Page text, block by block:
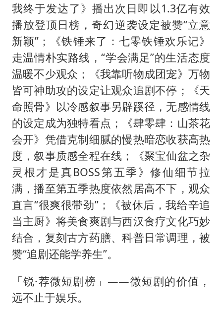
我终于发达了》播出次日即以1.3亿有效
播放登顶日榜，奇幻逆袭设定被赞“立意
新颖”；《铁锤来了：七零铁锤欢乐记》
走温情朴实路线，“学会满足”的生活态度
温暖不少观众；《我靠听物成团宠》万物
皆可神助攻的设定让观众追剧不停；《天
命照骨》以冷感叙事另辟蹊径，无感情线
的设定成为独特看点；《肆零肆：山茶花
会开》凭借克制细腻的慢热暗恋收获高热
度，叙事质感全程在线；《聚宝仙盆之杂
灵根才是真BOSS第五季》修仙细节拉
满，播至第五季热度依然居高不下，观众
直言“很爽很带劲”；《被休后，我给辛追
当主厨》将美食爽剧与西汉食疗文化巧妙
结合，复刻古方药膳、科普日常调理，被
赞“追剧还能学养生”。
「锐·荐微短剧榜」——微短剧的价值，
远不止于娱乐。